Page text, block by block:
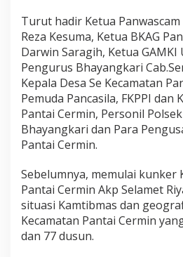
Turut hadir Ketua
Reza Kesuma, Ketua BKAG
Darwin Saragih, Ketua GAMKI
Pengurus Bhayangkari
Kepala Desa Se Kecamatan
Pemuda Pancasila, FKPPI dan
Pantai Cermin, Personil
Bhayangkari dan Para
Pantai Cermin.
Sebelumnya, memulai kunker
Pantai Cermin Akp Selamet
situasi Kamtibmas dan
Kecamatan Pantai Cermin
dan 77 dusun.